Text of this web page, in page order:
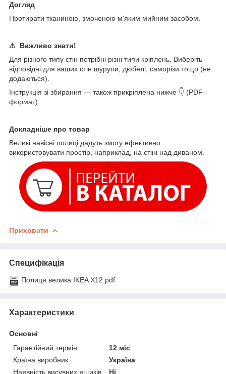
Догляд
Протирати тканиною, змоченою м'яким мийним засобом.
⚠
Важливо знати!
Для різного типу стін потрібні різні типи кріплень. Виберіть
відповідні для ваших стін шурупи, дюбелі, саморізи тощо (не
додаються).
Інструкція зі збирання — також прикріплена нижче 👇 (PDF-
формат)
Докладніше про товар
Великі навісні полиці дадуть змогу ефективно
використовувати простір, наприклад, на стіні над диваном.
Приховати
Специфікація
Полиця велика IKEA Х12.pdf
Характеристики
Основні
Гарантійний термін
12 міс
Країна виробник
Україна
Наявність висувних ящиків
Ні